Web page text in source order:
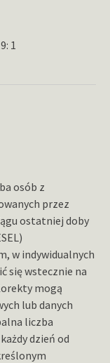
1
osób z
przez
ostatniej doby
w indywidualnych
się wstecznie na
mogą
lub danych
liczba
dzień od